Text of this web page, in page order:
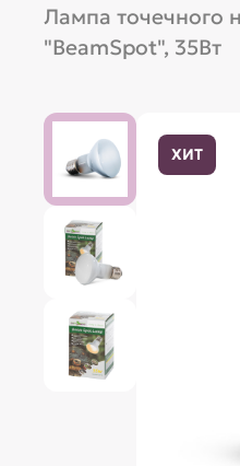
Лампа точечного
"BeamSpot", 35Вт
ХИТ